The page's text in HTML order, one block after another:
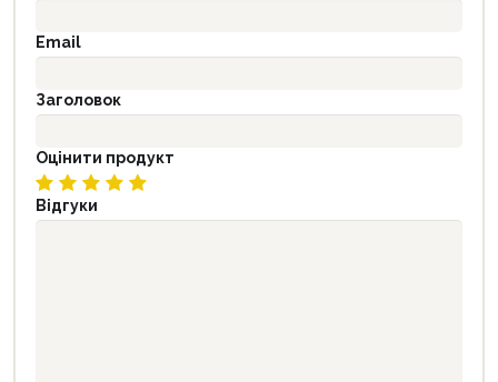
Email
Заголовок
Оцінити продукт
Відгуки